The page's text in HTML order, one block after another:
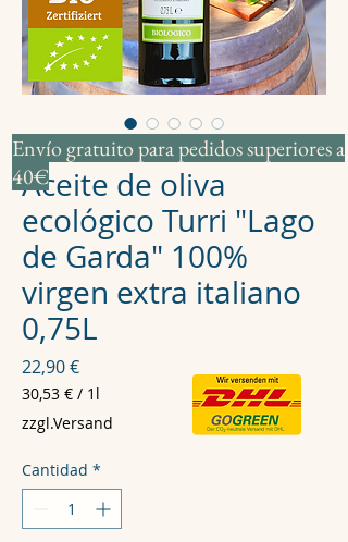
SKU: 0001
Aceite de oliva
ecológico Turri "Lago
de Garda" 100%
virgen extra italiano
0,75L
22,90 €Precio
30,53 € / 1l
30,53 €
por
Litro
zzgl.Versand
Cantidad *
Envío gratuito para pedidos superiores a
40€